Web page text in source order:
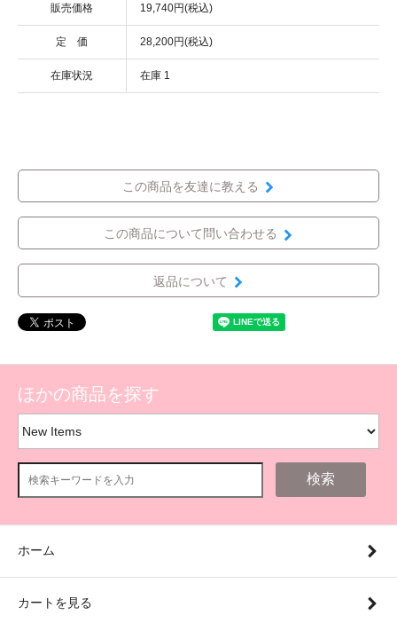
販売価格 19,740円(税込)
定 価 28,200円(税込)
在庫状況 在庫 1
この商品を友達に教える
この商品について問い合わせる
返品について
ほかの商品を探す
検索
ホーム
カートを見る